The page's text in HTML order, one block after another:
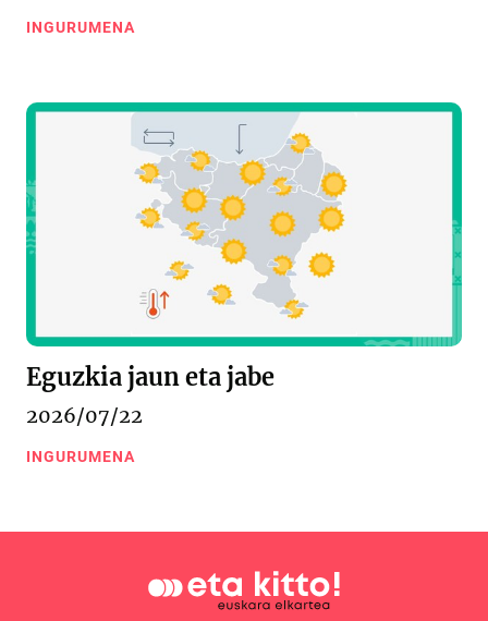
INGURUMENA
Eguzkia jaun eta jabe
2026/07/22
INGURUMENA